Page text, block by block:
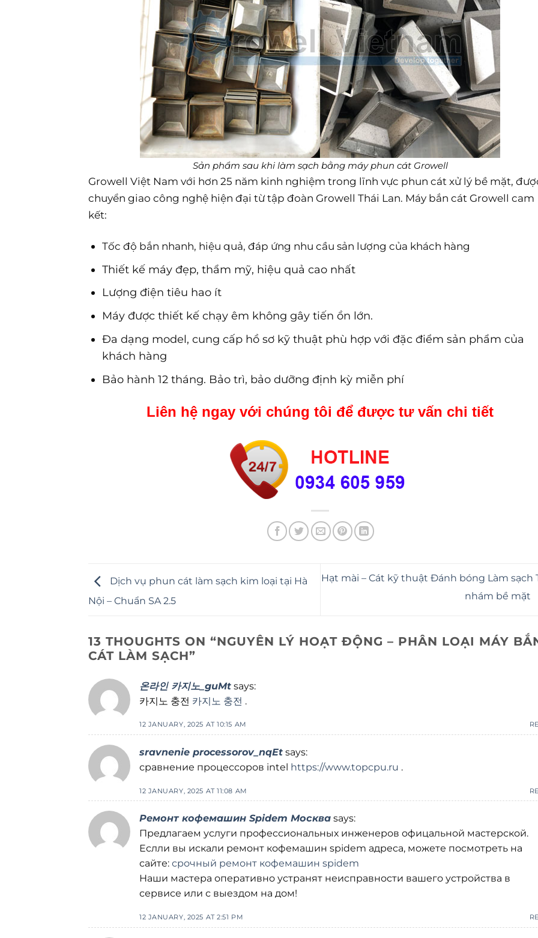
Sản phẩm sau khi làm sạch bằng máy phun cát Growell
Growell Việt Nam với hơn 25 năm kinh nghiệm trong lĩnh vực phun cát xử lý bề mặt,
chuyển giao công nghệ hiện đại từ tập đoàn Growell Thái Lan. Máy bắn cát Growell cam
kết:
Tốc độ bắn nhanh, hiệu quả, đáp ứng nhu cầu sản lượng của khách hàng
Thiết kế máy đẹp, thẩm mỹ, hiệu quả cao nhất
Lượng điện tiêu hao ít
Máy được thiết kế chạy êm không gây tiến ồn lớn.
Đa dạng model, cung cấp hồ sơ kỹ thuật phù hợp với đặc điểm sản phẩm của
khách hàng
Bảo hành 12 tháng. Bảo trì, bảo dưỡng định kỳ miễn phí
Liên hệ ngay với chúng tôi để được tư vấn chi tiết
Dịch vụ phun cát làm sạch kim loại tại Hà
Nội – Chuẩn SA 2.5
Hạt mài – Cát kỹ thuật Đánh bóng Làm sạch
nhám bề mặt
13 THOUGHTS ON “NGUYÊN LÝ HOẠT ĐỘNG – PHÂN LOẠI MÁY
CÁT LÀM SẠCH”
온라인 카지노_guMt says:
카지노 충전 카지노 충전 .
12 JANUARY, 2025 AT 10:15 AM
sravnenie processorov_nqEt says:
сравнение процессоров intel https://www.topcpu.ru .
12 JANUARY, 2025 AT 11:08 AM
Ремонт кофемашин Spidem Москва says:
Предлагаем услуги профессиональных инженеров офицальной мастерской.
Еслли вы искали ремонт кофемашин spidem адреса, можете посмотреть на
сайте: срочный ремонт кофемашин spidem
Наши мастера оперативно устранят неисправности вашего устройства в
сервисе или с выездом на дом!
12 JANUARY, 2025 AT 2:51 PM